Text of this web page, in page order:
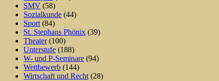
SMV (58)
Sozialkunde (44)
Sport (84)
St. Stephans Phönix (39)
Theater (100)
Unterstufe (188)
W- und P-Seminare (94)
Wettbewerb (144)
Wirtschaft und Recht (28)